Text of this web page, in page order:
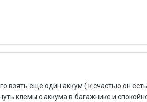
взять еще один аккум ( к счастью он
клемы с аккума в багажнике и